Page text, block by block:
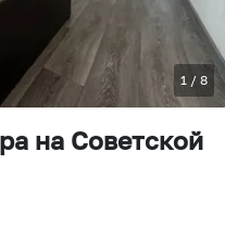
1 / 8
на Советской